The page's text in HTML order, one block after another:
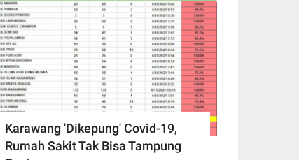
Karawang 'Dikepung' Covid-19,
Rumah Sakit Tak Bisa Tampung